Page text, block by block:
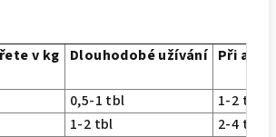
v kg Dlouhodobé užívání Při
0,5-1 tbl
1-2 tbl
1-2 tbl
2-4 tbl